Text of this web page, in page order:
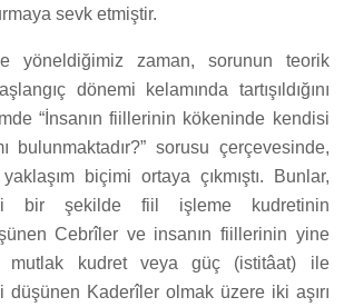
sevk etmiştir.
yöneldiğimiz zaman, sorunun teorik
dönemi kelamında tartışıldığını
“İnsanın fiillerinin kökeninde kendisi
bulunmaktadır?” sorusu çerçevesinde,
biçimi ortaya çıkmıştı. Bunlar,
bir şekilde fiil işleme kudretinin
Cebrîler ve insanın fiillerinin yine
mutlak kudret veya güç (istitâat) ile
düşünen Kaderîler olmak üzere iki aşırı